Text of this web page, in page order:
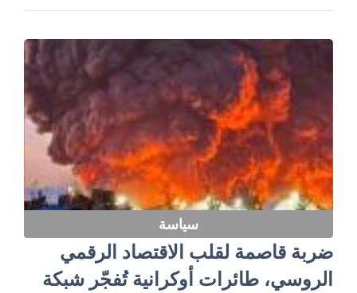
سياسة
ضربة قاصمة لقلب الاقتصاد الرقمي
الروسي، طائرات أوكرانية تُفجّر شبكة